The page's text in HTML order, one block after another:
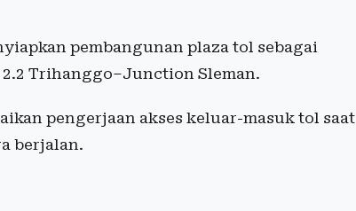
pembangunan plaza tol sebagai
Trihanggo–Junction Sleman.
pengerjaan akses keluar-masuk tol saat
berjalan.